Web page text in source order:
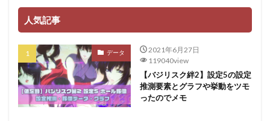
人気記事
データ
2021年6月27日
119040view
【バジリスク絆2】設定5の設定
推測要素とグラフや挙動をツモ
ったのでメモ